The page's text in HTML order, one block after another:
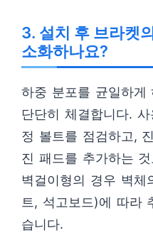
3. 설치 후 브라켓
소화하나요?
하중 분포를 균일하게
단단히 체결합니다.
정 볼트를 점검하고,
진 패드를 추가하는
벽걸이형의 경우 벽체
트, 석고보드)에 따라
습니다.